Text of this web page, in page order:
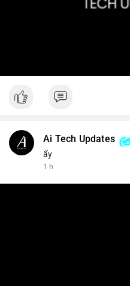
Ai Tech Updates
ấy
1 h